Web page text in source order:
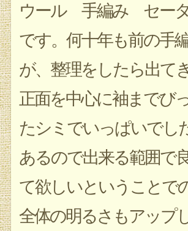
ウール 手編み セー
です。何十年も前の手
が、整理をしたら出て
正面を中心に袖までび
たシミでいっぱいでし
あるので出来る範囲で
て欲しいということで
全体の明るさもアップ